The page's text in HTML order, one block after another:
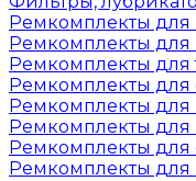
Ремкомплекты для
Ремкомплекты для
Ремкомплекты для
Ремкомплекты для
Ремкомплекты для
Ремкомплекты для
Ремкомплекты для
Ремкомплекты